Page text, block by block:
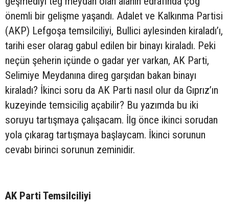
önemli bir gelişme yaşandı. Adalet ve Kalkınma Partisi
(AKP) Lefgoşa temsilciliyi, Bullici aylesinden kiraladı’ı,
tarihi eser olarag gabul edilen bir binayı kiraladı. Peki
neçün şeherin içünde o gadar yer varkan, AK Parti,
Selimiye Meydanına direg garşıdan bakan binayı
kiraladı? İkinci soru da AK Parti nasıl olur da Gıprız’ın
kuzeyinde temsicilig açabilir? Bu yazımda bu iki
soruyu tartışmaya çalışacam. İlg önce ikinci sorudan
yola çıkarag tartışmaya başlaycam. İkinci sorunun
cevabı birinci sorunun zeminidir.
AK Parti Temsilciliyi